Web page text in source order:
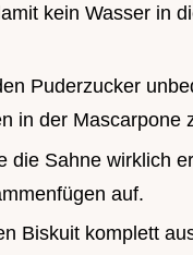
kein Wasser in
Puderzucker
in der Mascarpone
die Sahne wirklich
auf.
Biskuit komplett